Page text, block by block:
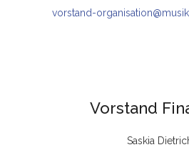
vorstand-
Vorstand
Saskia